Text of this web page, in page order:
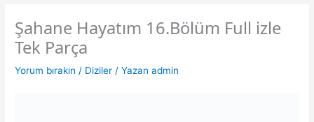
Şahane Hayatım 16.Bölüm Full izle
Tek Parça
Yorum bırakın / Diziler / Yazan admin